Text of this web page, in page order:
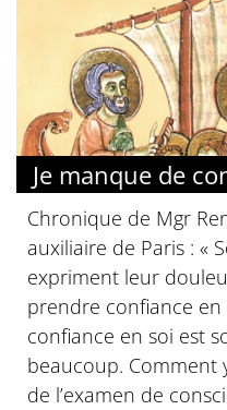
Je manque de
Chronique de Mgr
auxiliaire de Paris : «
expriment leur
prendre confiance
confiance en soi est
beaucoup. Comment
de l’examen de